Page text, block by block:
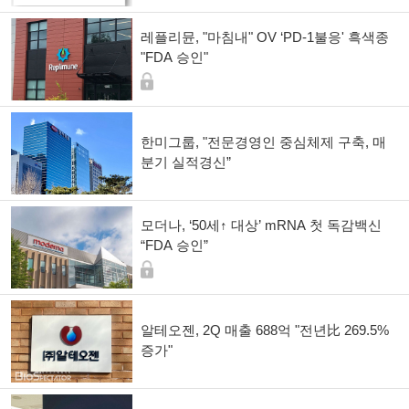
레플리뮨, "마침내" OV ‘PD-1불응' 흑색종
"FDA 승인"
한미그룹, "전문경영인 중심체제 구축, 매
분기 실적경신”
모더나, ‘50세↑ 대상’ mRNA 첫 독감백신
“FDA 승인”
알테오젠, 2Q 매출 688억 "전년比 269.5%
증가"